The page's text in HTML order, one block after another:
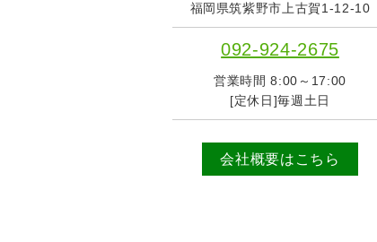
福岡県筑紫野市上古賀1-12-10
092-924-2675
営業時間 8:00～17:00
[定休日]毎週土日
会社概要はこちら